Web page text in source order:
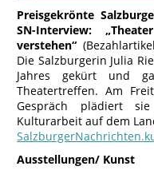
Preisgekrönte
SN-Interview:
verstehen“
Die Salzburgerin Julia
Jahres gekürt und
Theatertreffen. Am
Gespräch plädiert
Kulturarbeit auf dem
Ausstellungen/ Kunst